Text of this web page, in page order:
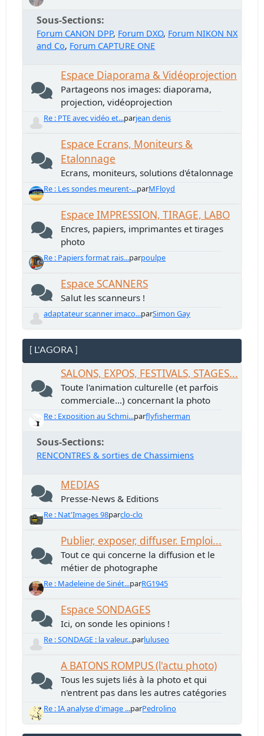
Sous-Sections
Forum CANON DPP Forum DXO Forum NIKON NX
and Co Forum CAPTURE ONE
Espace Diaporama & Vidéoprojection
Partageons nos images: diaporama,
projection, vidéoprojection
Re : PTE avec vidéo et...parjean denis
Espace Ecrans, Moniteurs &
Etalonnage
Ecrans, moniteurs, solutions d'étalonnage
Re : Les sondes meurent-...parMFloyd
Espace IMPRESSION, TIRAGE, LABO
Encres, papiers, imprimantes et tirages
photo
Re : Papiers format rais...parpoulpe
Espace SCANNERS
Salut les scanneurs !
adaptateur scanner imaco...parSimon Gay
[ L'AGORA ]
SALONS, EXPOS, FESTIVALS, STAGES...
Toute l'animation culturelle (et parfois
commerciale...) concernant la photo
Re : Exposition au Schmi...parflyfisherman
Sous-Sections
RENCONTRES & sorties de Chassimiens
MEDIAS
Presse-News & Editions
Re : Nat'Images 98parclo-clo
Publier, exposer, diffuser. Emploi...
Tout ce qui concerne la diffusion et le
métier de photographe
Re : Madeleine de Sinét...parRG1945
Espace SONDAGES
Ici, on sonde les opinions !
Re : SONDAGE : la valeur...parluluseo
A BATONS ROMPUS (l'actu photo)
Tous les sujets liés à la photo et qui
n'entrent pas dans les autres catégories
Re : IA analyse d'image ...parPedrolino